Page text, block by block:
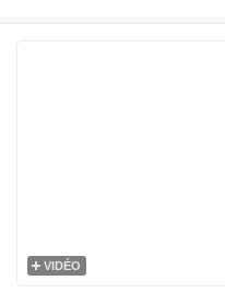
VIDÉO